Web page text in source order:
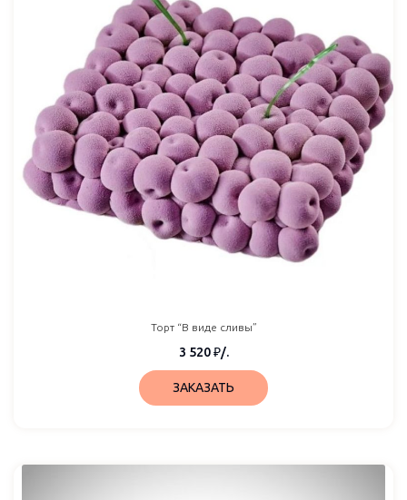
Торт “В виде сливы”
3 520₽/.
ЗАКАЗАТЬ